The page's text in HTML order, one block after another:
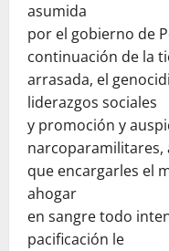
asumida
por el gobierno de
continuación de la
arrasada, el
liderazgos sociales
y promoción y
narcoparamilitares,
que encargarles el
ahogar
en sangre todo
pacificación le